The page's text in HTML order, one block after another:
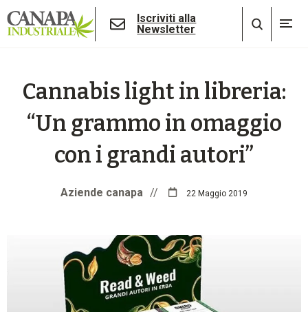
Iscriviti alla
Newsletter
Cannabis light in libreria:
“Un grammo in omaggio
con i grandi autori”
Aziende canapa // 22 Maggio 2019